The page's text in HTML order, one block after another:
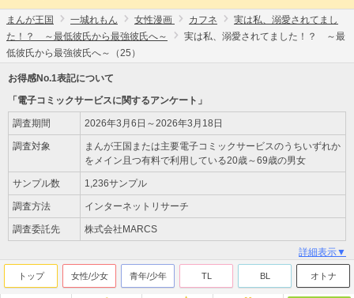
まんが王国 一城れもん 女性漫画 カフネ
実は私、溺愛されてまし
た！？ ～最低彼氏から最強彼氏へ～
実は私、溺愛されてました！？ ～最
低彼氏から最強彼氏へ～（25）
お得感No.1表記について
「電子コミックサービスに関するアンケート」
調査期間 2026年3月6日～2026年3月18日
調査対象
まんが王国または主要電子コミックサービスのうちいずれか
をメイン且つ有料で利用している20歳～69歳の男女
サンプル数 1,236サンプル
調査方法 インターネットリサーチ
調査委託先 株式会社MARCS
詳細表示▼
トップ 女性/少女 青年/少年 TL BL オトナ